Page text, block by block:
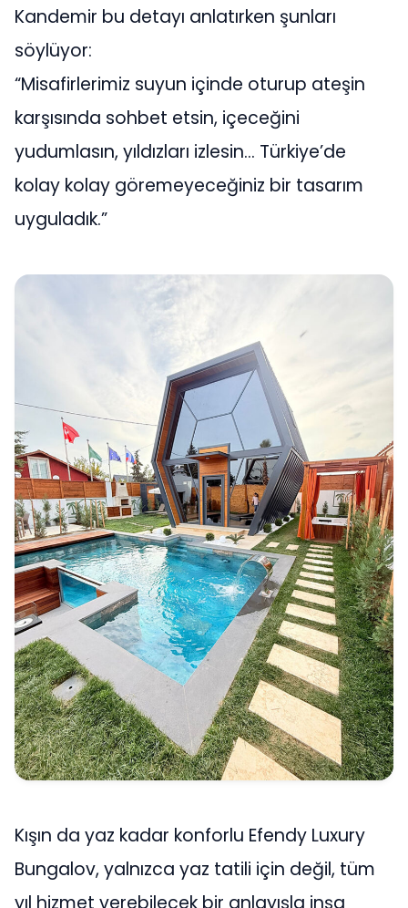
Kandemir bu detayı anlatırken şunları
söylüyor:
“Misafirlerimiz suyun içinde oturup ateşin
karşısında sohbet etsin, içeceğini
yudumlasın, yıldızları izlesin… Türkiye’de
kolay kolay göremeyeceğiniz bir tasarım
uyguladık.”
Kışın da yaz kadar konforlu Efendy Luxury
Bungalov, yalnızca yaz tatili için değil, tüm
yıl hizmet verebilecek bir anlayışla inşa